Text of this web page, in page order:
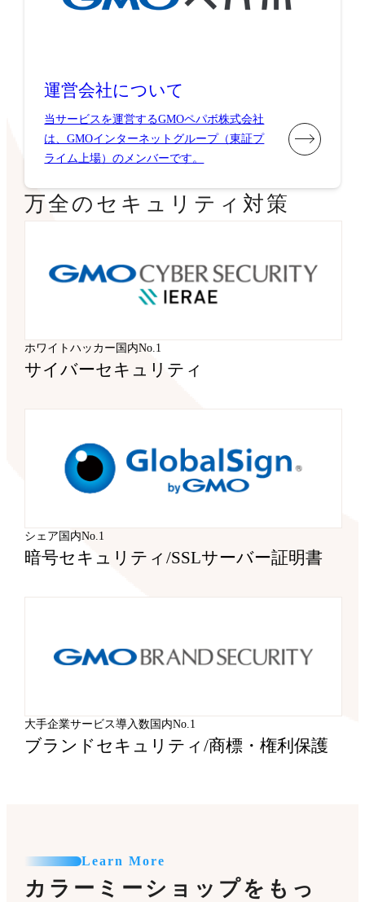
運営会社について
当サービスを運営するGMOペパボ株式会社
は、GMOインターネットグループ（東証プ
ライム上場）のメンバーです。
万全のセキュリティ対策
ホワイトハッカー国内No.1
サイバーセキュリティ
シェア国内No.1
暗号セキュリティ/SSLサーバー証明書
大手企業サービス導入数国内No.1
ブランドセキュリティ/商標・権利保護
Learn More
カラーミーショップをもっ